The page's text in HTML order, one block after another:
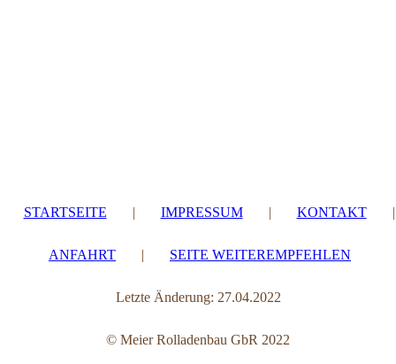
STARTSEITE | IMPRESSUM | KONTAKT |
ANFAHRT | SEITE WEITEREMPFEHLEN
Letzte Änderung: 27.04.2022
© Meier Rolladenbau GbR 2022